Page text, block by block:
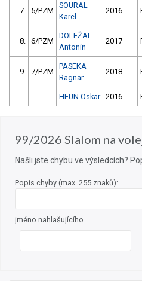
7. 5/PZM
SOURAL
Karel
2016
8. 6/PZM
DOLEŽAL
Antonín
2017
9. 7/PZM
PASEKA
Ragnar
2018
HEUN Oskar 2016
99/2026 Slalom na
Našli jste chybu ve výsledcích?
Popis chyby (max. 255 znaků):
jméno nahlašujícího